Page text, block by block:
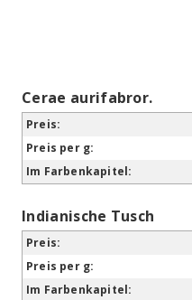
Cerae aurifabror.
Indianische Tusch